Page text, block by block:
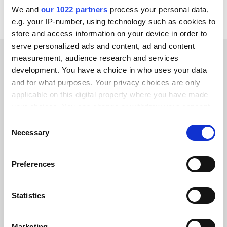
We and our 1022 partners process your personal data,
e.g. your IP-number, using technology such as cookies to
store and access information on your device in order to
serve personalized ads and content, ad and content
measurement, audience research and services
development. You have a choice in who uses your data
and for what purposes. Your privacy choices are only
applicable on this digital property where you have made
the Privacy trigger icon.
Collect information about your geographical location
Identify your device by actively scanning it for
Find out more about how your personal data is processed
Selection
Necessary
Preferences
Statistics
ERFOLGSGESCHICHTEN UNSERER KUNDEN
Hören Sie
Erfolgsgeschichten unserer
geschätzten Kunden
Alumio gab uns zum ersten Mal die
wissen wir, wo alles hingehört, und